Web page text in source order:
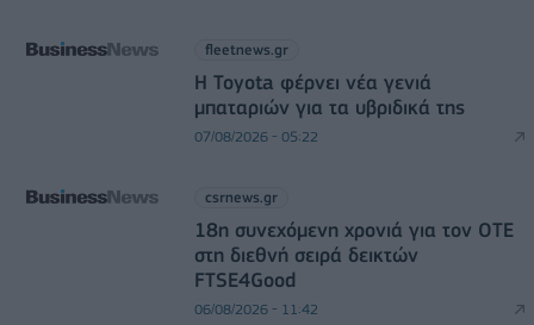
fleetnews.gr
Η Toyota φέρνει νέα γενιά
μπαταριών για τα υβριδικά της
07/08/2026 - 05:22
csrnews.gr
18η συνεχόμενη χρονιά για τον ΟΤΕ
στη διεθνή σειρά δεικτών
FTSE4Good
06/08/2026 - 11:42